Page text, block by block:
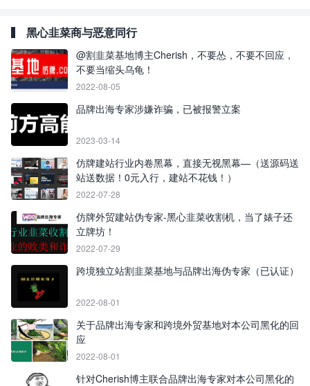
黑心韭菜商与恶意同行
@割韭菜基地博主Cherish，不要怂，不要不回应，
不要当缩头乌龟！
2022-08-05
品牌出海专家涉嫌诈骗，已被报警立案
2023-03-14
仿牌建站行业内卷黑幕，直接无视黑幕—（送源码送
站送数据！0元入行，建站不花钱！）
2022-07-28
仿牌外贸建站伪专家-黑心韭菜收割机，当了婊子还
立牌坊！
2022-07-29
跨境独立站割韭菜基地与品牌出海伪专家（已认证）
2022-08-01
关于品牌出海专家和跨境外贸基地对本公司黑化的回
应
2022-08-01
针对Cherish博主联合品牌出海专家对本公司黑化的